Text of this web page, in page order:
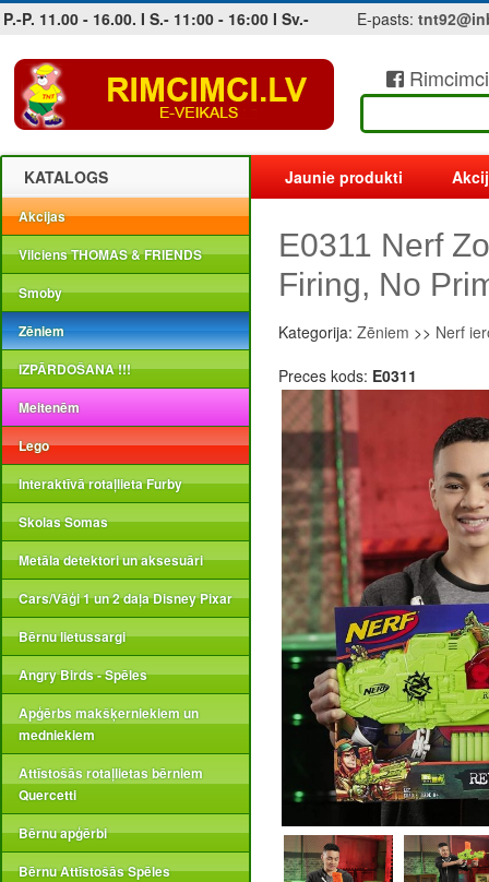
P.-P. 11.00 - 16.00. I S.- 11:00 - 16:00 I Sv.- E-pasts:
Jobs at sea and maritime vacancies
KATALOGS
Akcijas
Vilciens THOMAS & FRIENDS
Smoby
Zēniem
IZPĀRDOŠANA !!!
Meitenēm
Lego
Interaktīvā rotaļlieta Furby
Skolas Somas
Metāla detektori un aksesuāri
Cars/Vāģi 1 un 2 daļa Disney Pixar
Bērnu lietussargi
Angry Birds - Spēles
Apģērbs makšķerniekiem un
medniekiem
Attīstošās rotaļlietas bērniem
Quercetti
Bērnu apģērbi
Bērnu Attīstošās Spēles
Jaunie produkti
E0311 Nerf
Firing, No
Kategorija: Zēniem >> Nerf
Preces kods: E0311